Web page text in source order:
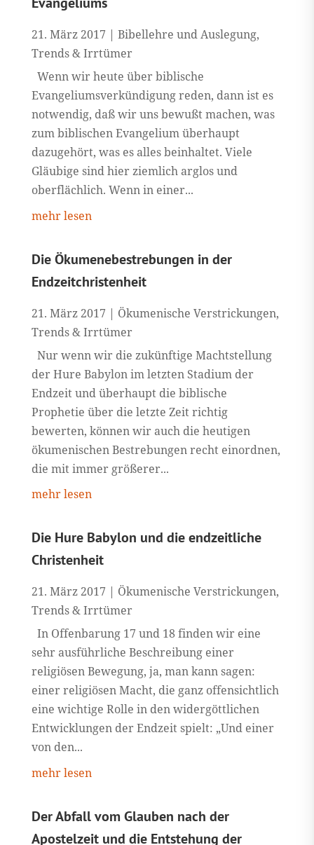
21. März 2017 | Bibellehre und Auslegung,
Trends & Irrtümer
Wenn wir heute über biblische
Evangeliumsverkündigung reden, dann ist es
notwendig, daß wir uns bewußt machen, was
zum biblischen Evangelium überhaupt
dazugehört, was es alles beinhaltet. Viele
Gläubige sind hier ziemlich arglos und
oberflächlich. Wenn in einer...
mehr lesen
Die Ökumenebestrebungen in der
Endzeitchristenheit
21. März 2017 | Ökumenische Verstrickungen,
Trends & Irrtümer
Nur wenn wir die zukünftige Machtstellung
der Hure Babylon im letzten Stadium der
Endzeit und überhaupt die biblische
Prophetie über die letzte Zeit richtig
bewerten, können wir auch die heutigen
ökumenischen Bestrebungen recht einordnen,
die mit immer größerer...
mehr lesen
Die Hure Babylon und die endzeitliche
Christenheit
21. März 2017 | Ökumenische Verstrickungen,
Trends & Irrtümer
In Offenbarung 17 und 18 finden wir eine
sehr ausführliche Beschreibung einer
religiösen Bewegung, ja, man kann sagen:
einer religiösen Macht, die ganz offensichtlich
eine wichtige Rolle in den widergöttlichen
Entwicklungen der Endzeit spielt: „Und einer
von den...
mehr lesen
Der Abfall vom Glauben nach der
Apostelzeit und die Entstehung der